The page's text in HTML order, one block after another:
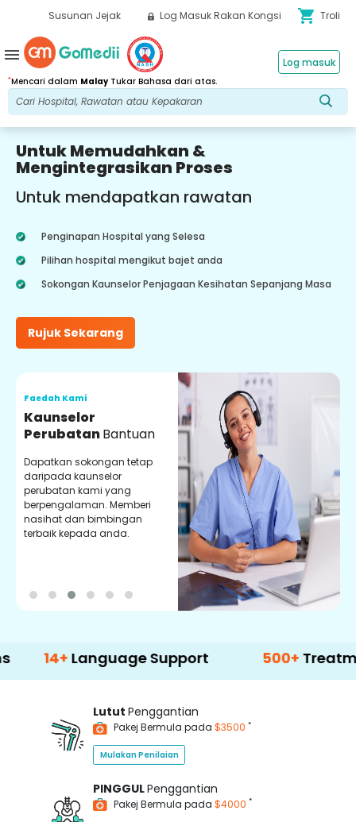
Susunan Jejak Log Masuk Rakan Kongsi shopping_cart Troli
*Mencari dalam MalayTukar Bahasa dari atas.
Log masuk
menu
Untuk Memudahkan &
Mengintegrasikan Proses
Untuk mendapatkan rawatan
Penginapan Hospital yang Selesa
Pilihan hospital mengikut bajet anda
Sokongan Kaunselor Penjagaan Kesihatan Sepanjang Masa
Rujuk Sekarang
Faedah Kami
Kaunselor
PerubatanBantuan
Dapatkan sokongan tetap
daripada kaunselor
perubatan kami yang
berpengalaman. Memberi
nasihat dan bimbingan
terbaik kepada anda.
Language Support 500+ Treatment
Lutut Penggantian
Pakej Bermula pada $3500 *
Mulakan Penilaian
PINGGULPenggantian
Pakej Bermula pada $4000 *